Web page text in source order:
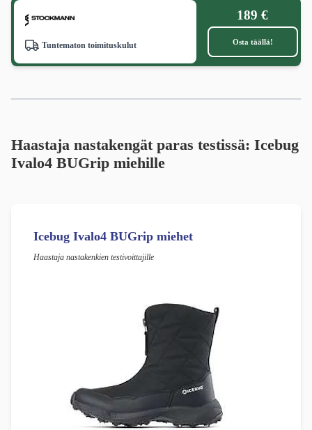
Tuntematon toimituskulut
189 €
Osta täällä!
Haastaja nastakengät paras testissä: Icebug
Ivalo4 BUGrip miehille
Icebug Ivalo4 BUGrip miehet
Haastaja nastakenkien testivoittajille